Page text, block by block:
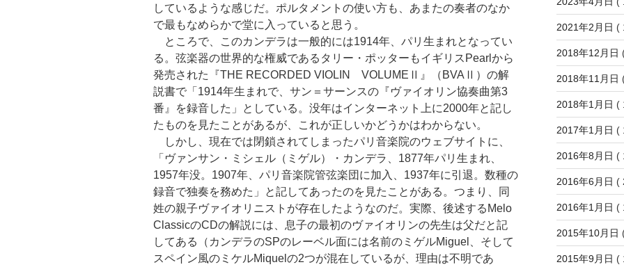
しているような感じだ。ポルタメントの使い方も、あまたの奏者のなか
で最もなめらかで堂に入っていると思う。
ところで、このカンデラは一般的には1914年、パリ生まれとなってい
る。弦楽器の世界的な権威であるタリー・ポッターもイギリスPearlから
発売された『THE RECORDED VIOLIN VOLUMEⅡ』（BVAⅡ）の解
説書で「1914年生まれで、サン＝サーンスの『ヴァイオリン協奏曲第3
番』を録音した」としている。没年はインターネット上に2000年と記し
たものを見たことがあるが、これが正しいかどうかはわからない。
しかし、現在では閉鎖されてしまったパリ音楽院のウェブサイトに、
「ヴァンサン・ミシェル（ミゲル）・カンデラ、1877年パリ生まれ、
1957年没。1907年、パリ音楽院管弦楽団に加入、1937年に引退。数種の
録音で独奏を務めた」と記してあったのを見たことがある。つまり、同
姓の親子ヴァイオリニストが存在したようなのだ。実際、後述するMelo
ClassicのCDの解説には、息子の最初のヴァイオリンの先生は父だと記
してある（カンデラのSPのレーベル面には名前のミゲルMiguel、そして
スペイン風のミケルMiquelの2つが混在しているが、理由は不明であ
2021年2月日 (
2018年12月日
2018年11月日
2018年1月日 (
2017年1月日 (
2016年8月日 (
2016年6月日 (
2016年1月日 (
2015年10月日
2015年9月日 (